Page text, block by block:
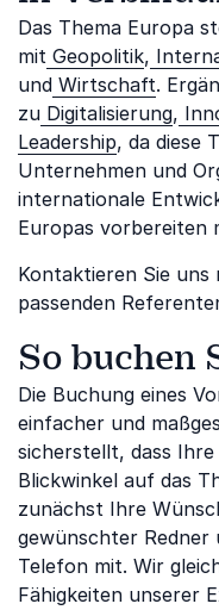
Das Thema Europa
mit Geopolitik,
und Wirtschaft.
zu Digitalisierung,
Leadership, da diese
Unternehmen und
internationale
Europas vorbereiten
Kontaktieren Sie uns
passenden
So buchen
Die Buchung eines
einfacher und
sicherstellt, dass
Blickwinkel auf das
zunächst Ihre
gewünschter Redner
Telefon mit. Wir
Fähigkeiten unserer